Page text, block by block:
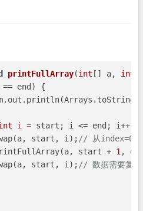
printFullArray(int [] a, int
end) {
i = start; i <= end; i++)
start, i);
// 从index=0开
start +
1 ,
start, i);
// 数据需要复原